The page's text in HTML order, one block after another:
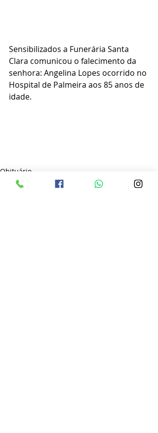
Sensibilizados a Funerária Santa
Clara comunicou o falecimento da
senhora: Angelina Lopes ocorrido no
Hospital de Palmeira aos 85 anos de
idade.
Obituário